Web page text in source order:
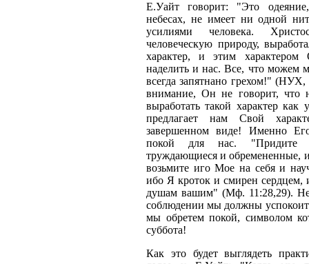
Е.Уайт говорит: "Это
небесах, не имеет ни одной
усилиями человека.
человеческую природу,
характер, и этим
наделить и нас. Все, что можем
всегда запятнано грехом!" (НУХ,
внимание, Он не говорит, что
выработать такой характер
предлагает нам Свой
завершенном виде! Именно
покой для нас.
труждающиеся и обремененные,
возьмите иго Мое на себя и
ибо Я кроток и смирен сердцем,
душам вашим" (Мф. 11:28,29). Не
соблюдении мы должны
мы обретем покой, символом
суббота!
Как это будет выглядеть